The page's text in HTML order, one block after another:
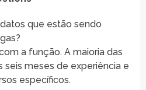
que estão sendo
a função. A maioria das
meses de experiência e
específicos.